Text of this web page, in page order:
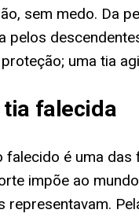
sem medo. Da
uma tia
tia falecida
é uma
impõe ao